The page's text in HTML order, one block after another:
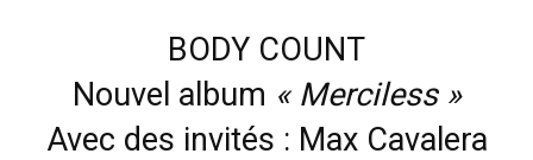
BODY COUNT
Nouvel album « Merciless »
Avec des invités : Max Cavalera